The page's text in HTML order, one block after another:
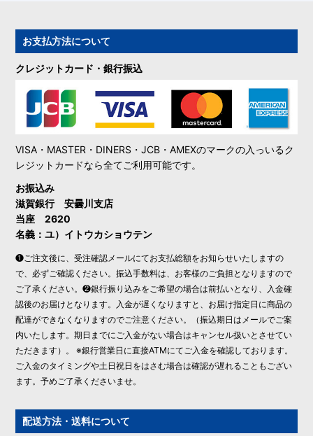
お支払方法について
クレジットカード・銀行振込
VISA・MASTER・DINERS・JCB・AMEXのマークの入っいるク
レジットカードなら全てご利用可能です。
お振込み
滋賀銀行 安曇川支店
当座 2620
名義：ユ）イトウカショウテン
❶ご注文後に、受注確認メールにてお支払総額をお知らせいたしますの
で、必ずご確認ください。振込手数料は、お客様のご負担となりますので
ご了承ください。❷銀行振り込みをご希望の場合は前払いとなり、入金確
認後のお届けとなります。入金が遅くなりますと、お届け指定日に商品の
配達ができなくなりますのでご注意ください。（振込期日はメールでご案
内いたします。期日までにご入金がない場合はキャンセル扱いとさせてい
ただきます）。 ※銀行営業日に直接ATMにてご入金を確認しております。
ご入金のタイミングや土日祝日をはさむ場合は確認が遅れることもござい
ます。予めご了承くださいませ。
配送方法・送料について